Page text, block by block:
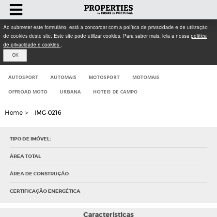
Ao submeter este formulário, está a concordar com a política de privacidade e de utilização
de cookies deste site. Este site pode utilizar cookies. Para saber mais, leia a nossa política
de privacidade e cookies .
OK
AUTOSPORT AUTOMAIS MOTOSPORT MOTOMAIS
OFFROAD MOTO URBANA HOTEIS DE CAMPO
Home > IMG-0216
TIPO DE IMÓVEL:
ÁREA TOTAL
ÁREA DE CONSTRUÇÃO
CERTIFICAÇÃO ENERGÉTICA
Características